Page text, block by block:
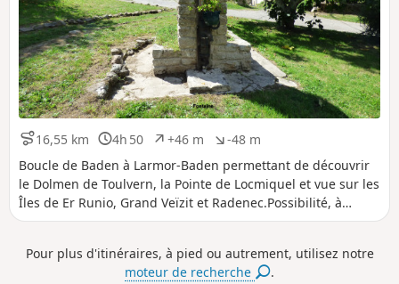
16,55 km
D
i
s
t
a
n
4h 50
D
u
r
é
e
+46 m
D
é
n
i
v
e
é
p
-48 m
D
é
n
i
v
e
é
n
Boucle de Baden à Larmor-Baden permettant de découvrir
le Dolmen de Toulvern, la Pointe de Locmiquel et vue sur les
Îles de Er Runio, Grand Veïzit et Radenec.Possibilité, à
marée basse, de faire le tour des "7 Iles".
Pour plus d'itinéraires, à pied ou autrement, utilisez notre
moteur de recherche
.